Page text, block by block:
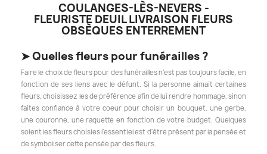
COULANGES-LÈS-NEVERS -
FLEURISTE DEUIL LIVRAISON FLEURS
OBSÈQUES ENTERREMENT
➤Quelles fleurs pour funérailles ?
Faire le choix de fleurs pour des funérailles n'est pas toujours facile, en
fonction de ses liens avec le défunt. Si la personne aimait certaines
fleurs, choisissez les de préférence afin de lui rendre hommage, sinon
faites confiance à votre coeur pour choisir un bouquet, une gerbe,
une couronne, une raquette en fonction de votre budget. Quelques
soient les fleurs choisies l'essentiel est d'être présent par la pensée et
de symboliser cette pensée par des fleurs.